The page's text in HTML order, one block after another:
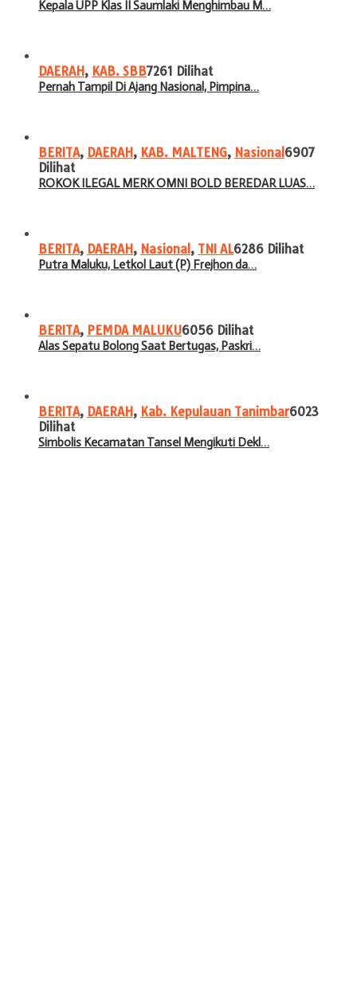
Kepala UPP Klas II Saumlaki Menghimbau M…
DAERAH, KAB. SBB7261 Dilihat
Pernah Tampil Di Ajang Nasional, Pimpina…
BERITA, DAERAH, KAB. MALTENG, Nasional 6907
Dilihat
ROKOK ILEGAL MERK OMNI BOLD BEREDAR LUAS…
BERITA, DAERAH, Nasional , TNI AL6286 Dilihat
Putra Maluku, Letkol Laut (P) Frejhon da…
BERITA, PEMDA MALUKU6056 Dilihat
Alas Sepatu Bolong Saat Bertugas, Paskri…
BERITA, DAERAH, Kab. Kepulauan Tanimbar6023
Dilihat
Simbolis Kecamatan Tansel Mengikuti Dekl…